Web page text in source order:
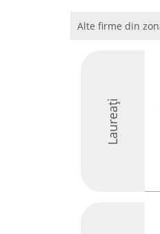
Alte firme din
Laureați